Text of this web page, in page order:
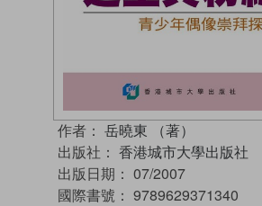
作者： 岳曉東 （著）
出版社： 香港城市大學出版社
出版日期： 07/2007
國際書號： 9789629371340